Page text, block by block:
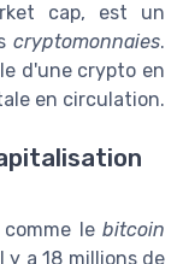
cap, est un
cryptomonnaies.
d'une crypto en
en circulation.
le bitcoin
y a 18 millions de